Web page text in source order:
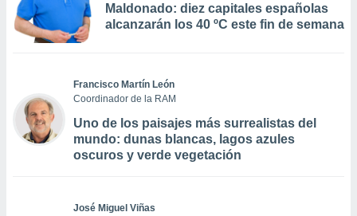
Maldonado: diez capitales españolas
alcanzarán los 40 ºC este fin de semana
Francisco Martín León
Coordinador de la RAM
Uno de los paisajes más surrealistas del
mundo: dunas blancas, lagos azules
oscuros y verde vegetación
José Miguel Viñas